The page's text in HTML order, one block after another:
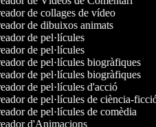
de collages de vídeo
de dibuixos animats
de pel·lícules
de pel·lícules
de pel·lícules biogràfiques
de pel·lícules biogràfiques
de pel·lícules d'acció
de pel·lícules de ciència-ficció
de pel·lícules de comèdia
d'Animacions